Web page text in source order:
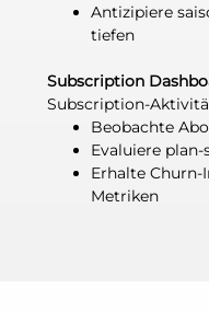
Antizipiere
tiefen
Subscription
Subscription-
Beobachte
Evaluiere
Erhalte
Metriken